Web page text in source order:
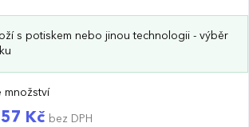
s potiskem nebo jinou technologii - výběr
množství
Kč bez DPH